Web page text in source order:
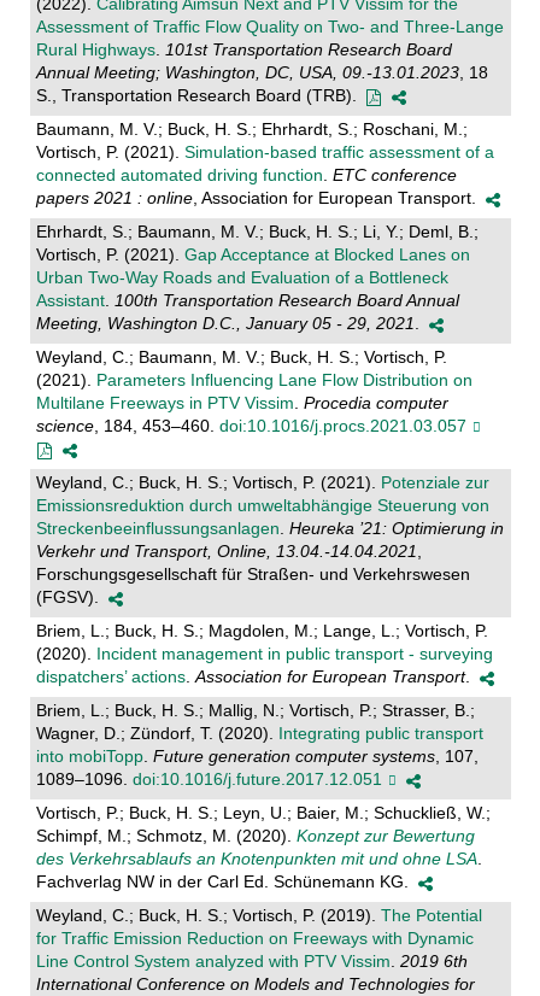
(2022). Calibrating Aimsun Next and PTV Vissim for the
Assessment of Traffic Flow Quality on Two- and Three-Lange
Rural Highways. 101st Transportation Research Board
Annual Meeting; Washington, DC, USA, 09.-13.01.2023, 18
S., Transportation Research Board (TRB).
Baumann, M. V.; Buck, H. S.; Ehrhardt, S.; Roschani, M.;
Vortisch, P. (2021). Simulation-based traffic assessment of a
connected automated driving function. ETC conference
papers 2021 : online, Association for European Transport.
Ehrhardt, S.; Baumann, M. V.; Buck, H. S.; Li, Y.; Deml, B.;
Vortisch, P. (2021). Gap Acceptance at Blocked Lanes on
Urban Two-Way Roads and Evaluation of a Bottleneck
Assistant. 100th Transportation Research Board Annual
Meeting, Washington D.C., January 05 - 29, 2021.
Weyland, C.; Baumann, M. V.; Buck, H. S.; Vortisch, P.
(2021). Parameters Influencing Lane Flow Distribution on
Multilane Freeways in PTV Vissim. Procedia computer
science, 184, 453–460. doi:10.1016/j.procs.2021.03.057
Weyland, C.; Buck, H. S.; Vortisch, P. (2021). Potenziale zur
Emissionsreduktion durch umweltabhängige Steuerung von
Streckenbeeinflussungsanlagen. Heureka ’21: Optimierung in
Verkehr und Transport, Online, 13.04.-14.04.2021,
Forschungsgesellschaft für Straßen- und Verkehrswesen
(FGSV).
Briem, L.; Buck, H. S.; Magdolen, M.; Lange, L.; Vortisch, P.
(2020). Incident management in public transport - surveying
dispatchers’ actions.Association for European Transport.
Briem, L.; Buck, H. S.; Mallig, N.; Vortisch, P.; Strasser, B.;
Wagner, D.; Zündorf, T. (2020). Integrating public transport
into mobiTopp. Future generation computer systems, 107,
1089–1096. doi:10.1016/j.future.2017.12.051
Vortisch, P.; Buck, H. S.; Leyn, U.; Baier, M.; Schuckließ, W.;
Schimpf, M.; Schmotz, M. (2020). Konzept zur Bewertung
des Verkehrsablaufs an Knotenpunkten mit und ohne LSA.
Fachverlag NW in der Carl Ed. Schünemann KG.
Weyland, C.; Buck, H. S.; Vortisch, P. (2019). The Potential
for Traffic Emission Reduction on Freeways with Dynamic
Line Control System analyzed with PTV Vissim. 2019 6th
International Conference on Models and Technologies for